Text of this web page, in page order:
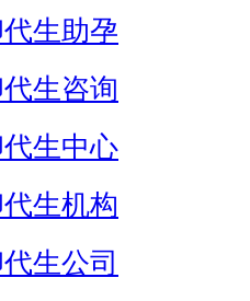
生助孕
生咨询
生中心
生机构
生公司